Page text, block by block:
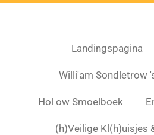
Landingspagina
Willi'am Sondletrow
Hol ow Smoelboek
(h)Veilige Kl(h)uisjes